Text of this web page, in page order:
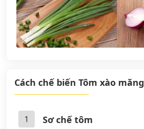
Cách chế biến Tôm xào măng
1
Sơ chế tôm